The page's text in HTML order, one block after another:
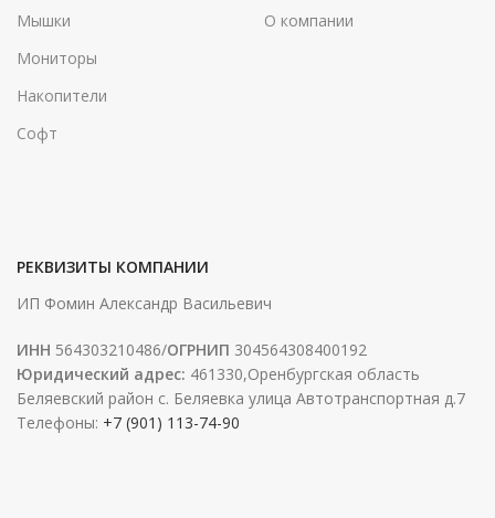
Мышки
Мониторы
Накопители
Софт
О компании
РЕКВИЗИТЫ КОМПАНИИ
ИП Фомин Александр Васильевич
ИНН 564303210486/ОГРНИП 304564308400192
Юридический адрес: 461330,Оренбургская область
Беляевский район с. Беляевка улица Автотранспортная д.7
Телефоны: +7 (901) 113-74-90